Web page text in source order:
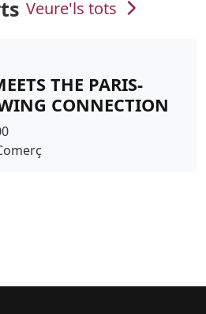
Veure'ls tots
THE PARIS-
CONNECTION